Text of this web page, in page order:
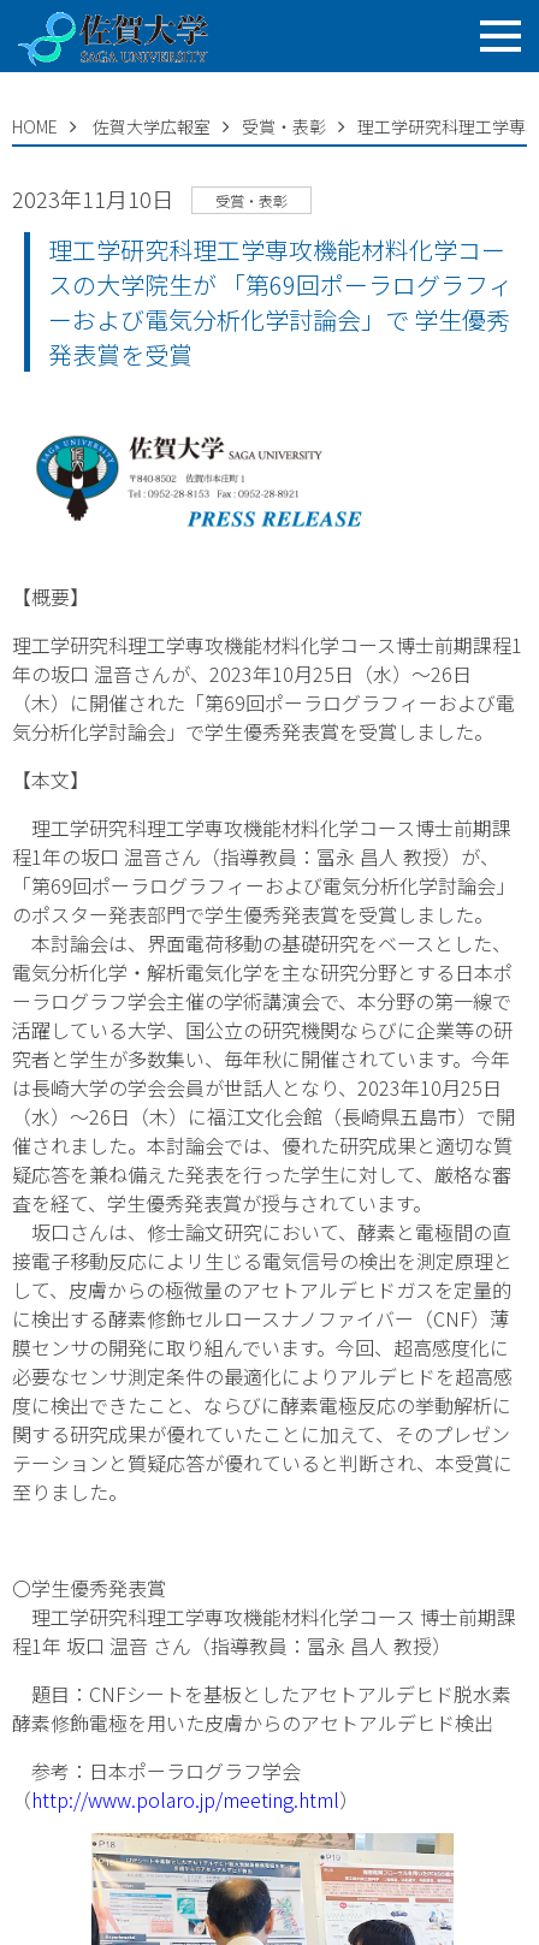
HOME 佐賀大学広報室 受賞・表彰 理工学研究科理工学専
2023年11月10日 受賞・表彰
理工学研究科理工学専攻機能材料化学コー
スの大学院生が 「第69回ポーラログラフィ
ーおよび電気分析化学討論会」で 学生優秀
発表賞を受賞
【概要】
理工学研究科理工学専攻機能材料化学コース博士前期課程1
年の坂口 温音さんが、2023年10月25日（水）～26日
（木）に開催された「第69回ポーラログラフィーおよび電
気分析化学討論会」で学生優秀発表賞を受賞しました。
【本文】
理工学研究科理工学専攻機能材料化学コース博士前期課
程1年の坂口 温音さん（指導教員：冨永 昌人 教授）が、
「第69回ポーラログラフィーおよび電気分析化学討論会」
のポスター発表部門で学生優秀発表賞を受賞しました。
本討論会は、界面電荷移動の基礎研究をベースとした、
電気分析化学・解析電気化学を主な研究分野とする日本ポ
ーラログラフ学会主催の学術講演会で、本分野の第一線で
活躍している大学、国公立の研究機関ならびに企業等の研
究者と学生が多数集い、毎年秋に開催されています。今年
は長崎大学の学会会員が世話人となり、2023年10月25日
（水）～26日（木）に福江文化会館（長崎県五島市）で開
催されました。本討論会では、優れた研究成果と適切な質
疑応答を兼ね備えた発表を行った学生に対して、厳格な審
査を経て、学生優秀発表賞が授与されています。
坂口さんは、修士論文研究において、酵素と電極間の直
接電子移動反応によリ生じる電気信号の検出を測定原理と
して、皮膚からの極微量のアセトアルデヒドガスを定量的
に検出する酵素修飾セルロースナノファイバー（CNF）薄
膜センサの開発に取り組んでいます。今回、超高感度化に
必要なセンサ測定条件の最適化によりアルデヒドを超高感
度に検出できたこと、ならびに酵素電極反応の挙動解析に
関する研究成果が優れていたことに加えて、そのプレゼン
テーションと質疑応答が優れていると判断され、本受賞に
至りました。
〇学生優秀発表賞
理工学研究科理工学専攻機能材料化学コース 博士前期課
程1年 坂口 温音 さん（指導教員：冨永 昌人 教授）
題目：CNFシートを基板としたアセトアルデヒド脱水素
酵素修飾電極を用いた皮膚からのアセトアルデヒド検出
参考：日本ポーラログラフ学会
（http://www.polaro.jp/meeting.html）